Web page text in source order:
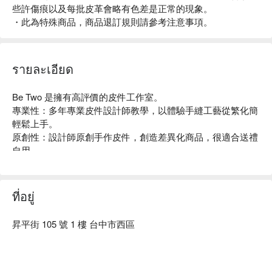
些許傷痕以及每批皮革會略有色差是正常的現象。
・此為特殊商品，商品退訂規則請參考注意事項。
รายละเอียด
Be Two 是擁有高評價的皮件工作室。
專業性：多年專業皮件設計師教學，以體驗手縫工藝從繁化簡
輕鬆上手。
原創性：設計師原創手作皮件，創造差異化商品，很適合送禮
自用。
個人化：免費體驗壓印字模，壓印至商品上呈現個人化標誌。
耐用性：頭層牛皮耐用性佳，雙針蠟線縫合，細緻紮實工法，
樂趣性：體驗手作皮件專業，感受創作的樂趣，降低荷包的失
ที่อยู่
昇平街 105 號 1 樓 台中市西區